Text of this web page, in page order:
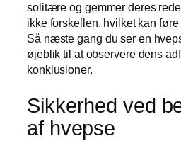
solitære og gemmer deres
ikke forskellen, hvilket kan
Så næste gang du ser en
øjeblik til at observere dens
konklusioner.
Sikkerhed ved
af hvepse